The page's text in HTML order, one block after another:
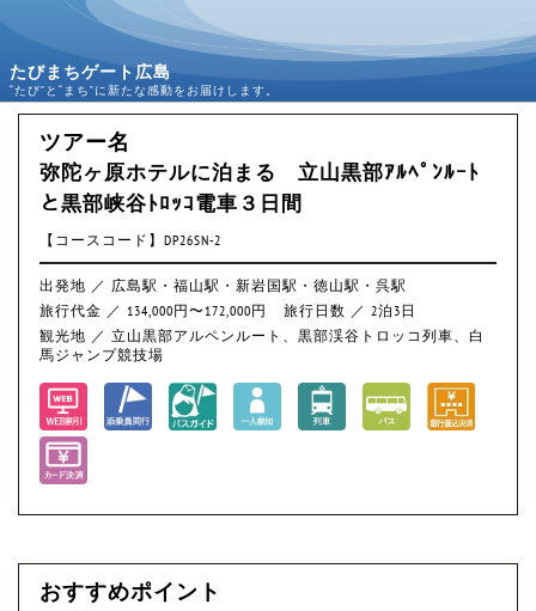
たびまちゲート広島
“たび”と“まち”に新たな感動をお届けします。
ツアー名
弥陀ヶ原ホテルに泊まる 立山黒部ｱﾙﾍﾟﾝﾙｰﾄ
と黒部峡谷ﾄﾛｯｺ電車３日間
【コースコード】DP26SN-2
出発地 ／ 広島駅・福山駅・新岩国駅・徳山駅・呉駅
旅行代金 ／ 134,000円〜172,000円
旅行日数 ／ 2泊3日
観光地 ／ 立山黒部アルペンルート、黒部渓谷トロッコ列車、白
馬ジャンプ競技場
おすすめポイント